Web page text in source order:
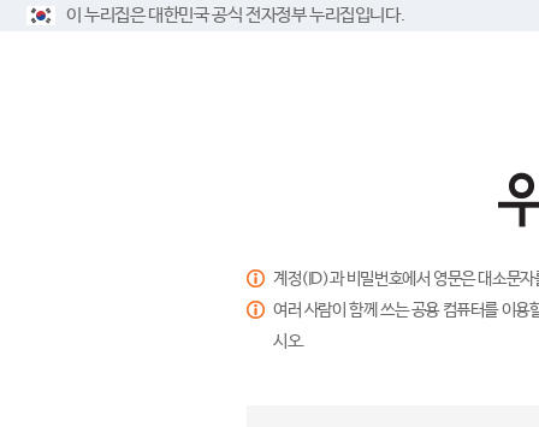
이 누리집은 대한민국 공식 전자정부 누리집입니다.
계정(ID)과 비밀번호에서 영문은 대소문
여러 사람이 함께 쓰는 공용 컴퓨터를 이
시오.